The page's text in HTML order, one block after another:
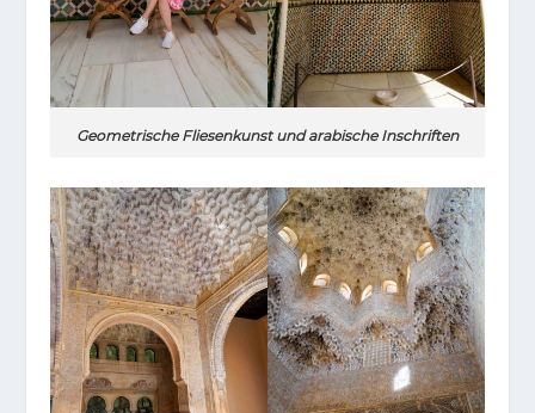
Geometrische Fliesenkunst und arabische Inschriften